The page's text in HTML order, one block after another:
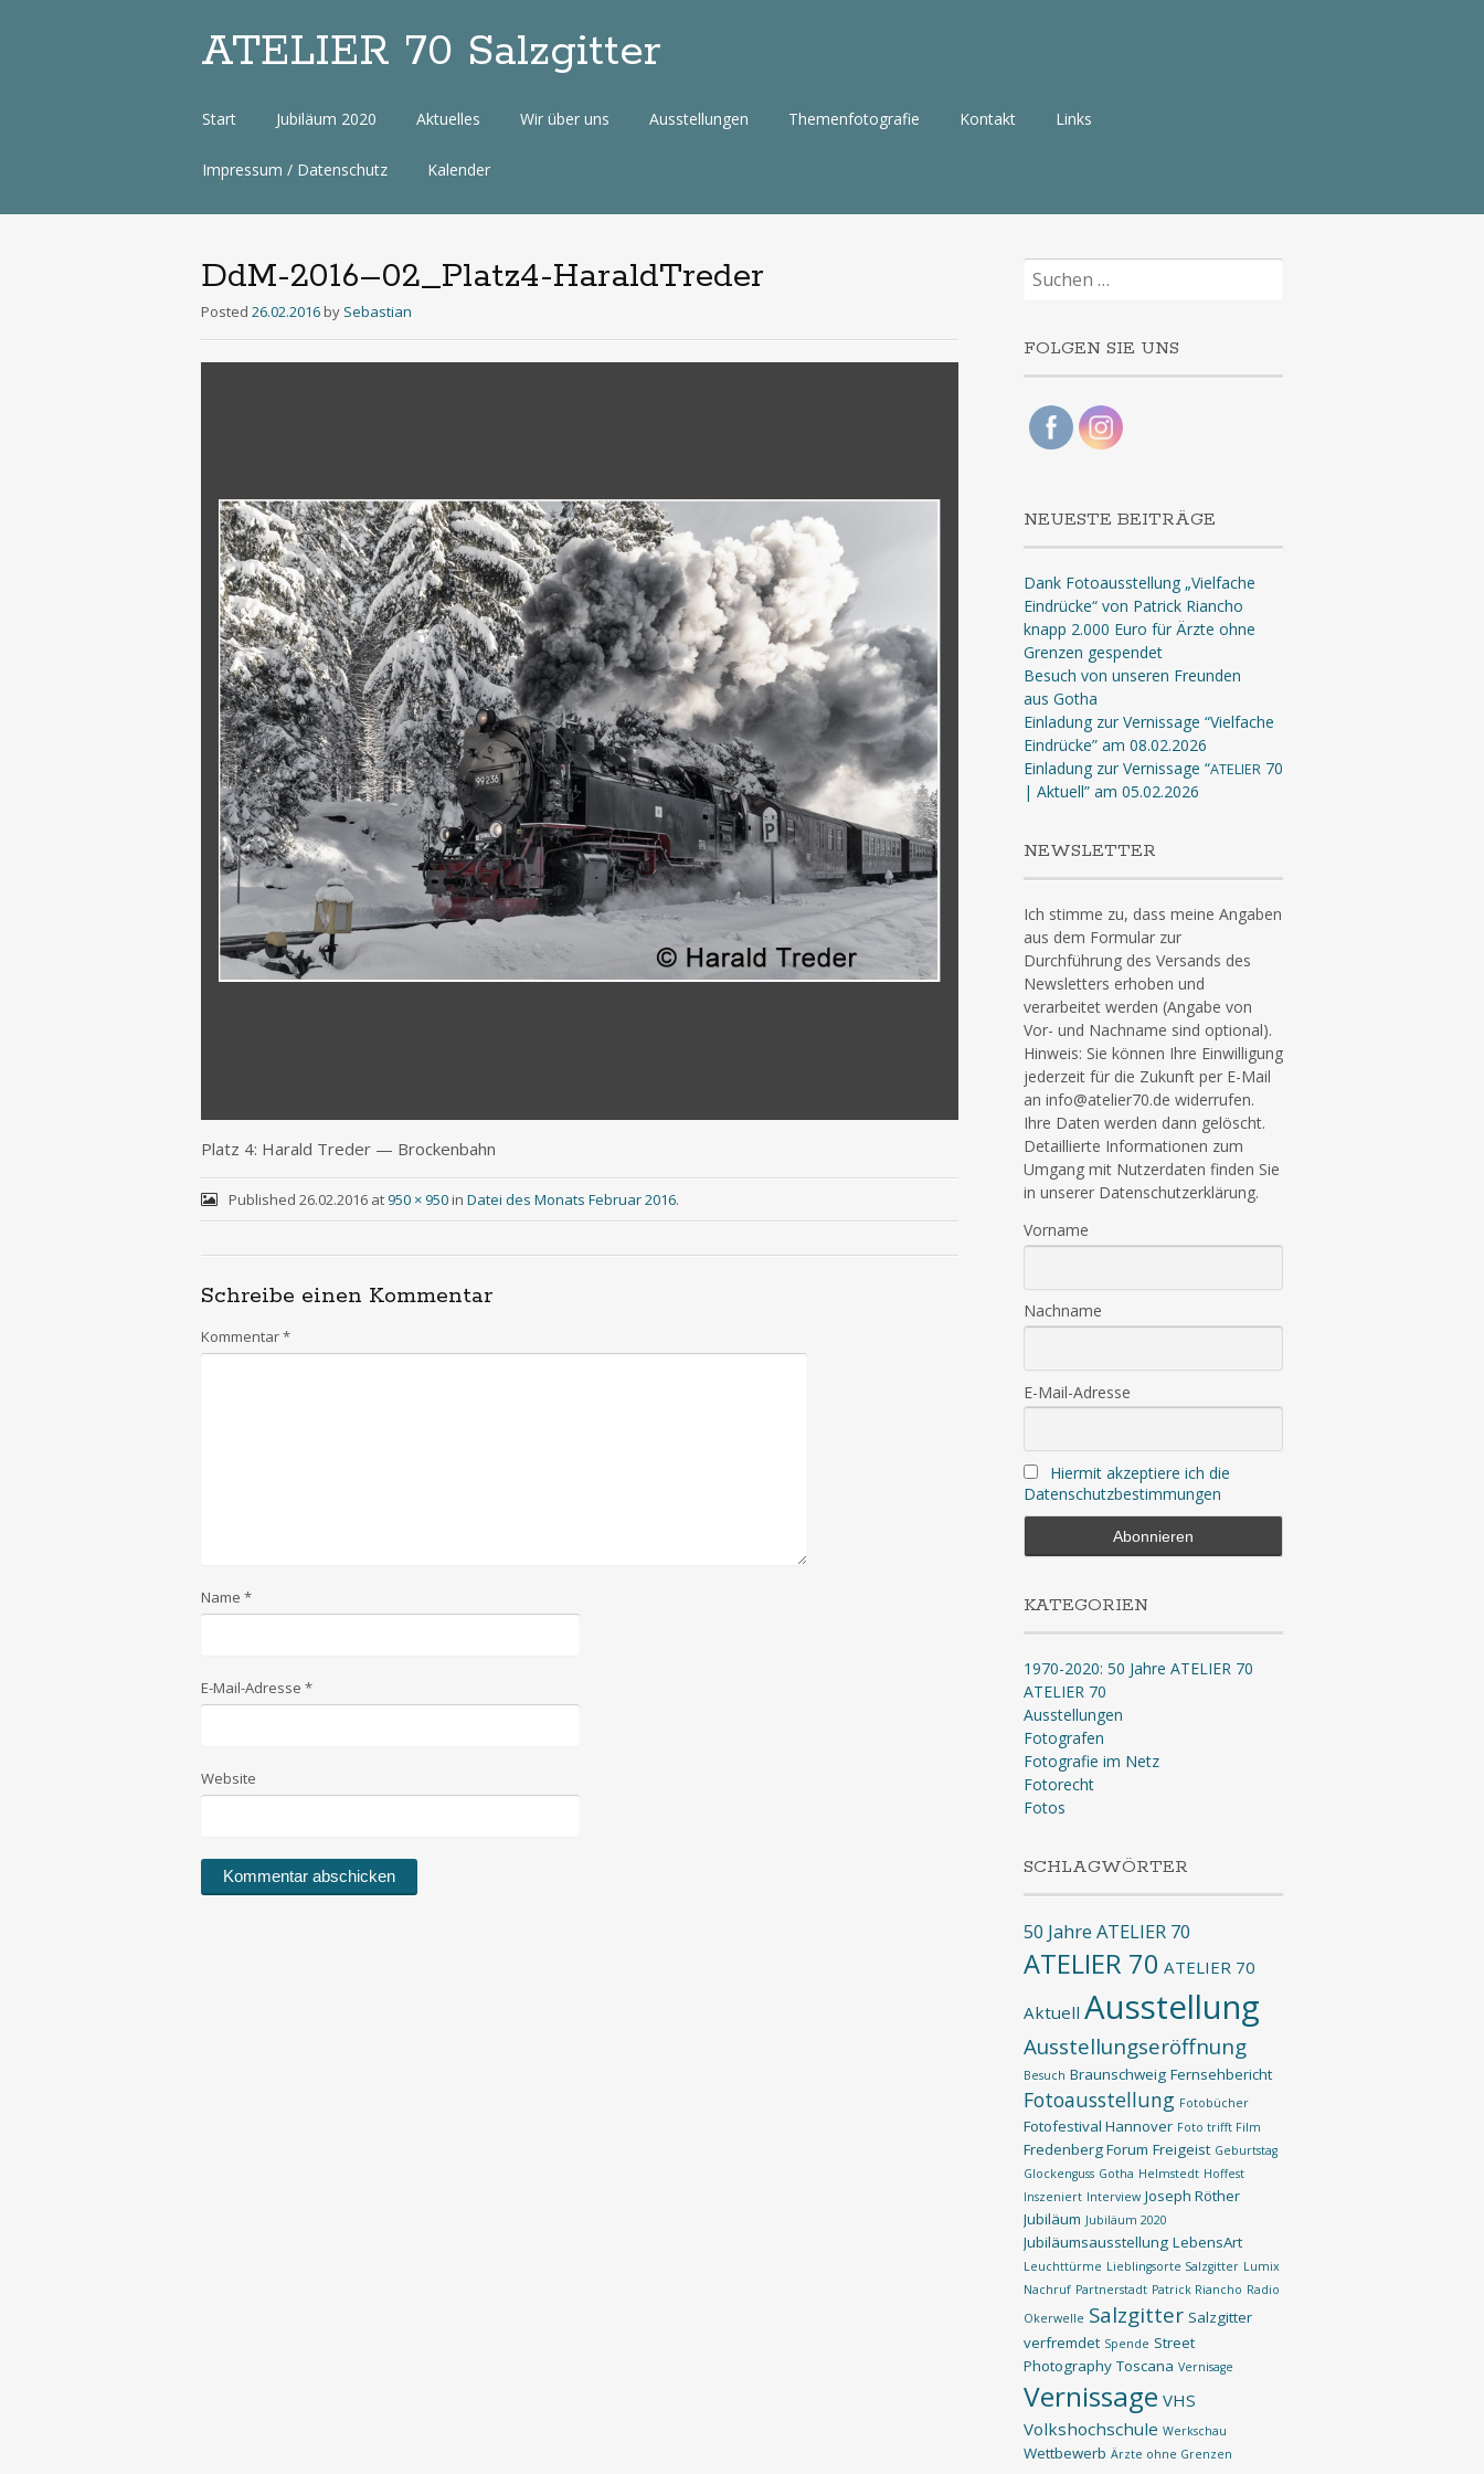
ATELIER 70 Salzgitter
Zum
Start Jubiläum 2020 Aktuelles Wir über uns Ausstellungen Themenfotografie Kontakt Links
Impressum / Datenschutz Kalender
DdM-2016–02_Platz4-HaraldTreder
Posted 26.02.2016 by Sebastian
Platz 4: Harald Tre­der — Brockenbahn
Published 26.02.2016at950 × 950in Datei des Monats Februar 2016.
Schreibe einen Kommentar
Kommentar*
Name *
E-Mail-Adresse *
Website
Suchen
nach:
FOLGEN SIE UNS
NEUESTE BEITRÄGE
Dank Fotoausstellung „Vielfache
Eindrücke“ von Patrick Riancho
knapp 2.000 Euro für Ärzte ohne
Grenzen gespendet
Besuch von unseren Freunden
aus Gotha
Einladung zur Vernissage “Vielfache
Eindrücke” am 08.02.2026
Einladung zur Vernissage “ATELIER70
| Aktuell” am 05.02.2026
NEWSLETTER
Ich stimme zu, dass meine Angaben
aus dem Formular zur
Durchführung des Versands des
Newsletters erhoben und
verarbeitet werden (Angabe von
Vor- und Nachname sind optional).
Hinweis: Sie können Ihre Einwilligung
jederzeit für die Zukunft per E-Mail
an info@atelier70.de widerrufen.
Ihre Daten werden dann gelöscht.
Detaillierte Informationen zum
Umgang mit Nutzerdaten finden Sie
in unserer Datenschutzerklärung.
Vorname
Nachname
E-Mail-Adresse
Hiermit akzeptiere ich die
Datenschutzbestimmungen
KATEGORIEN
1970-2020: 50 Jahre ATELIER 70
ATELIER 70
Ausstellungen
Fotografen
Fotografie im Netz
Fotorecht
Fotos
SCHLAGWÖRTER
50 Jahre ATELIER 70
ATELIER 70 ATELIER 70
Aktuell Ausstellung
Ausstellungseröffnung
Besuch Braunschweig Fernsehbericht
Fotoausstellung Fotobücher
Fotofestival Hannover Foto trifft Film
Fredenberg Forum Freigeist Geburtstag
Glockenguss Gotha Helmstedt Hoffest
Inszeniert Interview Joseph Röther
Jubiläum Jubiläum 2020
Jubiläumsausstellung LebensArt
Leuchttürme Lieblingsorte Salzgitter Lumix
Nachruf Partnerstadt Patrick Riancho Radio
Okerwelle Salzgitter Salzgitter
verfremdet Spende Street
Photography Toscana Vernisage
Vernissage VHS
Volkshochschule Werkschau
Wettbewerb Ärzte ohne Grenzen